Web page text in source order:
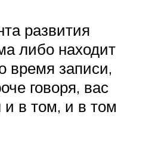
развития
либо находит
время записи,
говоря, вас
в том, и в том